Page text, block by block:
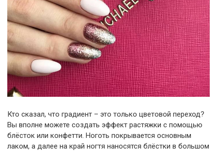
Кто сказал, что градиент – это только цветовой переход?
Вы вполне можете создать эффект растяжки с помощью
блёсток или конфетти. Ноготь покрывается основным
лаком, а далее на край ногтя наносятся блёстки в большом